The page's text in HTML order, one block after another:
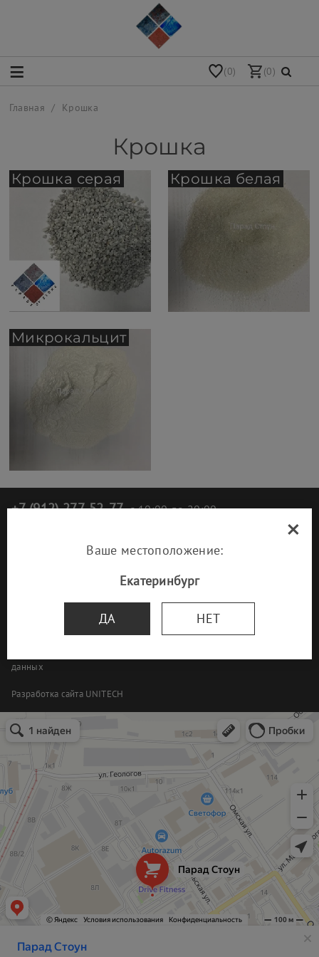
(0) (0)
Главная Крошка
Крошка
Крошка серая Крошка белая
Микрокальцит
Изделия из камня в Екатеринбурге
Изготовление памятников и надгробий в Екатеринбурге
+7 (912) 277-52-77с 10:00 до 20:00
© 1993-2026 ООО «Парад Стоун»
данных
Разработка сайта UNITECH
×
Ваше местоположение:
Екатеринбург
ДА НЕТ